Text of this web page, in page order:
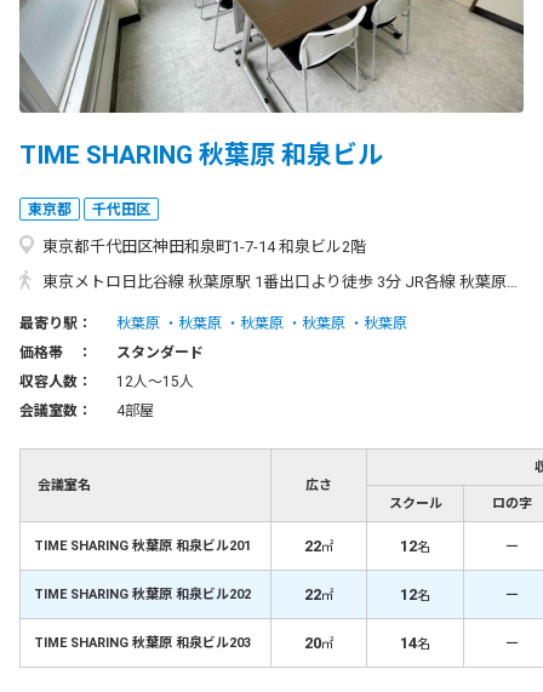
TIME SHARING 秋葉原 和泉ビル
東京都 千代田区
東京都千代田区神田和泉町1-7-14 和泉ビル2階
東京メトロ日比谷線 秋葉原駅 1番出口より徒歩 3分 JR各線 秋葉原駅 昭和通り改札より徒歩 5分 都営新宿線 岩本町駅 A4出口より徒歩 7分 JR総武線 浅草橋駅 西口より徒歩 9分
最寄り駅： 秋葉原 秋葉原 秋葉原 秋葉原
秋葉原
価格帯 ：
スタンダード
収容人数：
12人〜15人
会議室数：
4部屋
会議室名 広さ
スクール ロの字
TIME SHARING 秋葉原 和泉ビル201 22㎡ 12名 －
TIME SHARING 秋葉原 和泉ビル202 22㎡ 12名 －
TIME SHARING 秋葉原 和泉ビル203 20㎡ 14名 －